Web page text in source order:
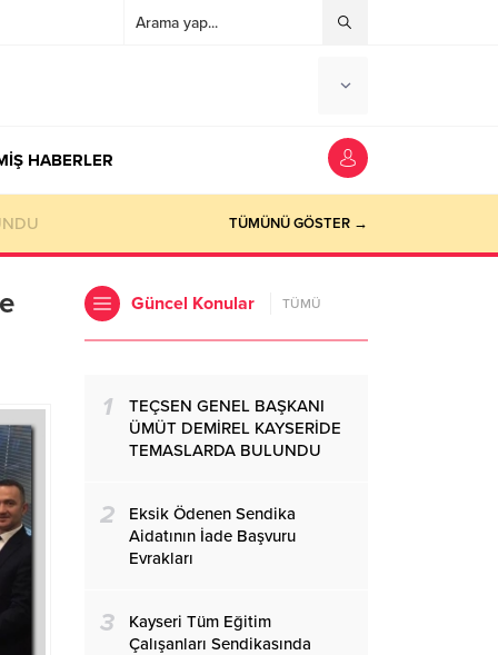
HABERLER
TÜMÜNÜ GÖSTER →
Güncel Konular TÜMÜ
1
TEÇSEN GENEL BAŞKANI
ÜMÜT DEMİREL KAYSERİDE
TEMASLARDA BULUNDU
2
Eksik Ödenen Sendika
Aidatının İade Başvuru
Evrakları
3
Kayseri Tüm Eğitim
Çalışanları Sendikasında